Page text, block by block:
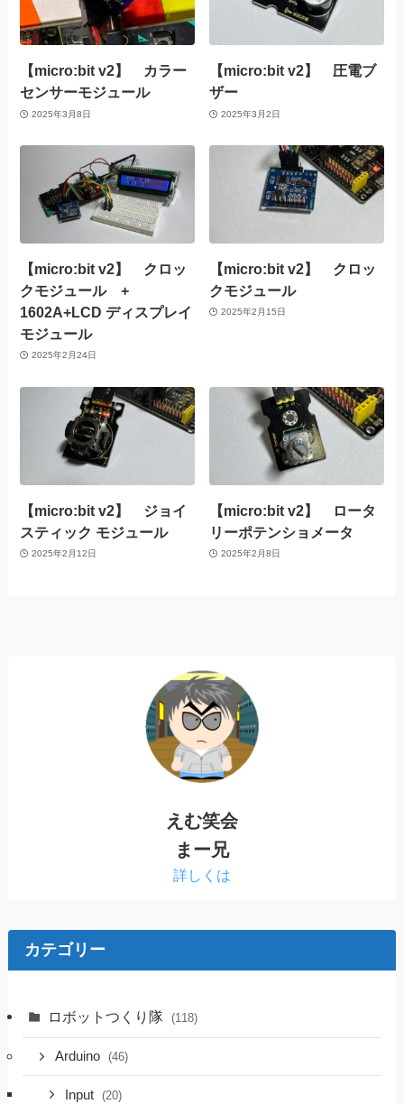
【micro:bit v2】 カラー
センサーモジュール
2025年3月8日
【micro:bit v2】 圧電ブ
ザー
2025年3月2日
【micro:bit v2】 クロッ
クモジュール +
1602A+LCD ディスプレイ
モジュール
2025年2月24日
【micro:bit v2】 クロッ
クモジュール
2025年2月15日
【micro:bit v2】 ジョイ
スティック モジュール
2025年2月12日
【micro:bit v2】 ロータ
リーポテンショメータ
2025年2月8日
えむ笑会
まー兄
詳しくは
カテゴリー
ロボットつくり隊 (118)
Arduino (46)
Input (20)